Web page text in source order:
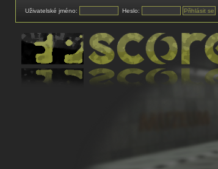
Uživatelské jméno: Heslo: